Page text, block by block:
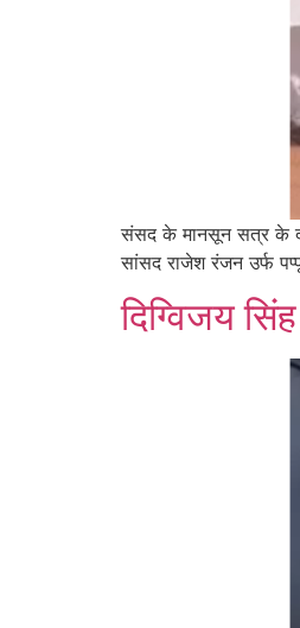
संसद के मानसून सत्र के
सांसद राजेश रंजन उर्फ
दिग्विजय